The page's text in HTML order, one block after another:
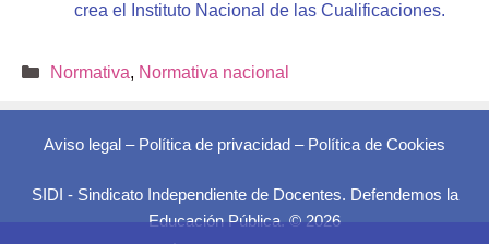
crea el Instituto Nacional de las Cualificaciones.
Categorías
Normativa, Normativa nacional
Aviso legal – Política de privacidad – Política de Cookies
SIDI - Sindicato Independiente de Docentes. Defendemos la
Educación Pública. © 2026